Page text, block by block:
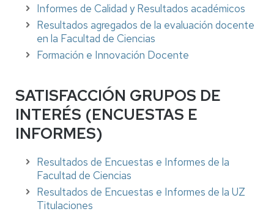
Informes de Calidad y Resultados académicos
Resultados agregados de la evaluación docente
en la Facultad de Ciencias
Formación e Innovación Docente
SATISFACCIÓN GRUPOS DE
INTERÉS (ENCUESTAS E
INFORMES)
Resultados de Encuestas e Informes de la
Facultad de Ciencias
Resultados de Encuestas e Informes de la UZ
Titulaciones